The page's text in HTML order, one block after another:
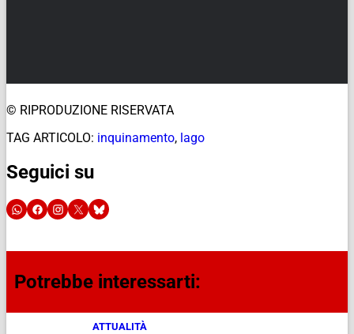
© RIPRODUZIONE RISERVATA
TAG ARTICOLO: inquinamento, lago
Seguici su
Potrebbe interessarti:
ATTUALITÀ